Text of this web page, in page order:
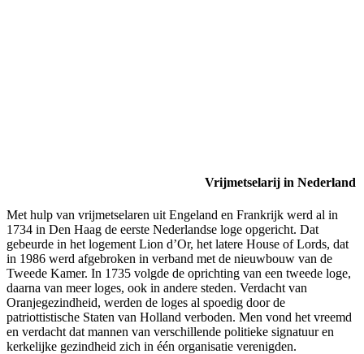
Vrijmetselarij in Nederland
Met hulp van vrijmetselaren uit Engeland en Frankrijk werd al in
1734 in Den Haag de eerste Nederlandse loge opgericht. Dat
gebeurde in het logement Lion d’Or, het latere House of Lords, dat
in 1986 werd afgebroken in verband met de nieuwbouw van de
Tweede Kamer. In 1735 volgde de oprichting van een tweede loge,
daarna van meer loges, ook in andere steden. Verdacht van
Oranjegezindheid, werden de loges al spoedig door de
patriottistische Staten van Holland verboden. Men vond het vreemd
en verdacht dat mannen van verschillende politieke signatuur en
kerkelijke gezindheid zich in één organisatie verenigden.